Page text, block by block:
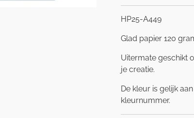
HP25-A449
Glad papier 120
Uitermate geschikt
je creatie.
De kleur is gelijk
kleurnummer.